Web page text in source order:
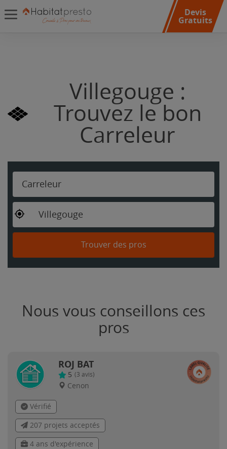
Devis
Gratuits
Villegouge :
Trouvez le bon
Carreleur
Carreleur
Villegouge
Trouver des pros
Nous vous conseillons ces
pros
ROJ BAT
5 (3 avis)
Cenon
Vérifié
207 projets acceptés
4 ans d'expérience